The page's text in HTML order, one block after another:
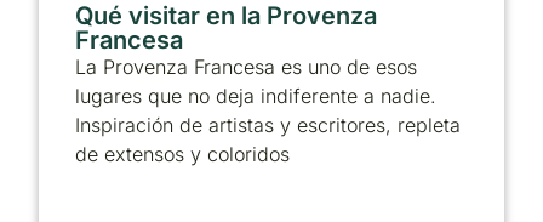
Qué visitar en la Provenza
Francesa
La Provenza Francesa es uno de esos
lugares que no deja indiferente a nadie.
Inspiración de artistas y escritores, repleta
de extensos y coloridos